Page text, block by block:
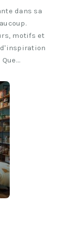
dans sa
motifs et
d'inspiration